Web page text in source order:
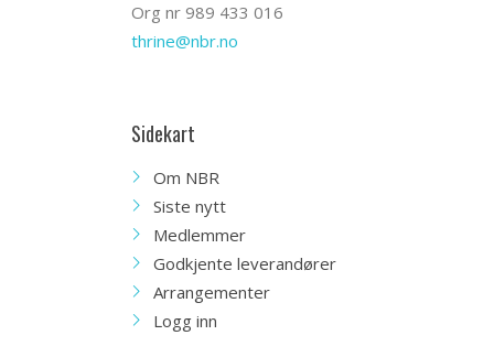
Org nr 989 433 016
thrine@nbr.no
Sidekart
Om NBR
Siste nytt
Medlemmer
Godkjente leverandører
Arrangementer
Logg inn